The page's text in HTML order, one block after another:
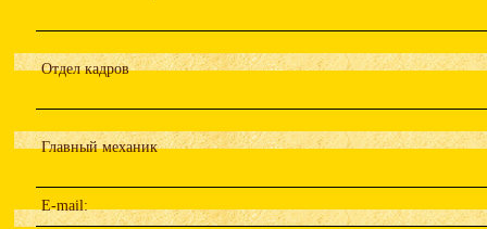
Отдел кадров
Главный механик
E-mail: